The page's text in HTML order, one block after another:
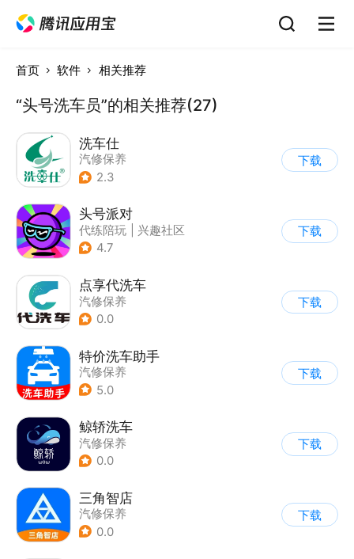
首页 软件 相关推荐
“头号洗车员”的相关推荐(27)
洗车仕
汽修保养
2.3
下载
头号派对
代练陪玩
兴趣社区
4.7
下载
点享代洗车
汽修保养
0.0
下载
特价洗车助手
汽修保养
5.0
下载
鲸轿洗车
汽修保养
0.0
下载
三角智店
汽修保养
0.0
下载